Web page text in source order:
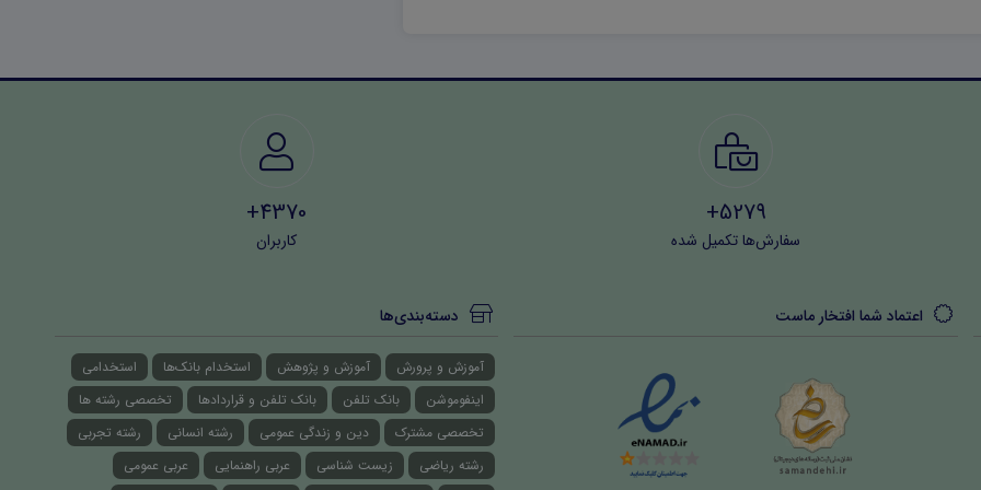
5279+
سفارش‌ها تکمیل شده
4370+
کاربران
اعتماد شما افتخار ماست دسته‌بندی‌ها
آموزش و پرورش آموزش و پژوهش استخدام بانک‌ها
استخدامی
اینفوموشن
بانک تلفن بانک تلفن و قراردادها
تخصصی رشته ها
تخصصی مشترک
دین و زندگی عمومی رشته انسانی
رشته تجربی
رشته ریاضی
زیست شناسی عربی راهنمایی
عربی عمومی